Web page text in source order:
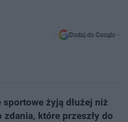
Dodaj do Google
żyją dłużej niż
zdania, które przeszły do